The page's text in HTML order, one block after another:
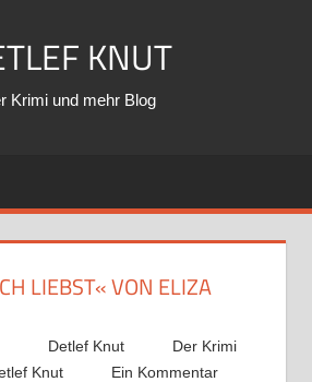
KNUT
Krimi und mehr Blog
LIEBST« VON ELIZA
Detlef Knut
Der Krimi
Knut Ein Kommentar